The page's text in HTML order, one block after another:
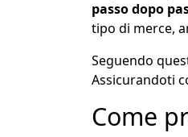
passo dopo
tipo di merce,
Seguendo
Assicurandoti
Come